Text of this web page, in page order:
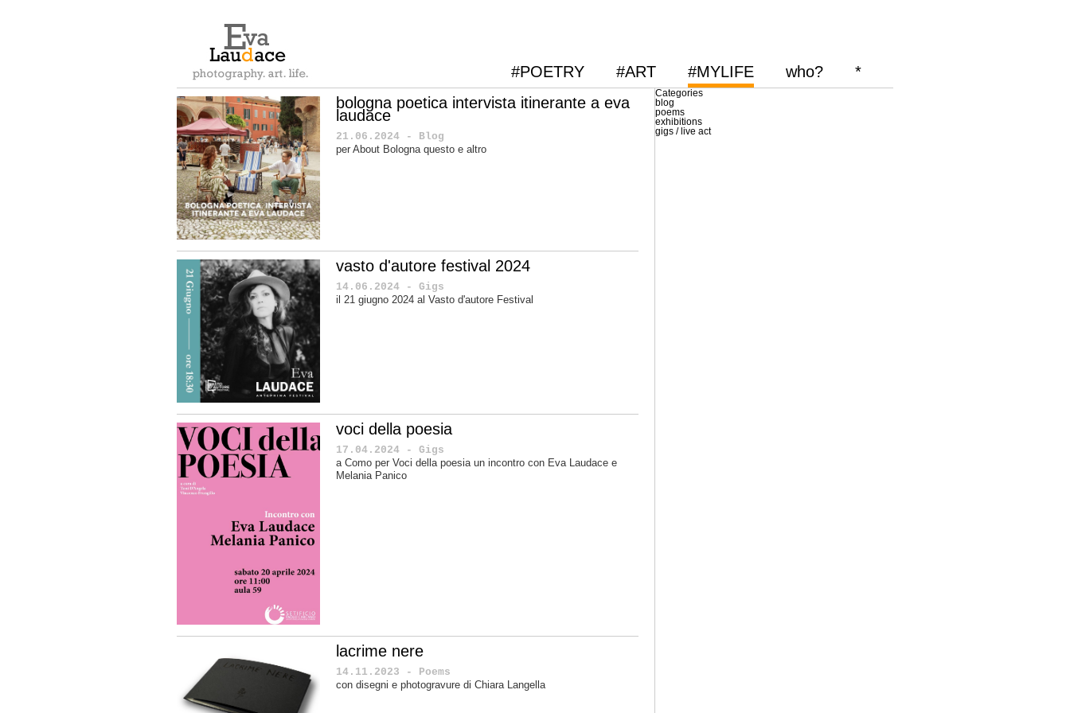
#POETRY #ART #MYLIFE who?
*
bologna poetica intervista itinerante a eva
laudace
21.06.2024 - Blog
per About Bologna questo e altro
vasto d'autore festival 2024
14.06.2024 - Gigs
il 21 giugno 2024 al Vasto d'autore Festival
voci della poesia
17.04.2024 - Gigs
a Como per Voci della poesia un incontro con Eva Laudace e
Melania Panico
lacrime nere
14.11.2023 - Poems
con disegni e photogravure di Chiara Langella
Categories
blog
poems
exhibitions
gigs / live act